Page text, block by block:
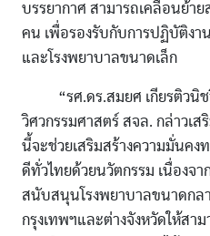
บรรยากาศ สามารถเคลื่อนย้าย
คน เพื่อรองรับกับการปฏิบัติงา
และโรงพยาบาลขนาดเล็ก
“รศ.ดร.สมยศ เกียรติวนิช
วิศวกรรมศาสตร์ สจล. กล่าวเส
นี้จะช่วยเสริมสร้างความมั่นค
ดีทั่วไทยด้วยนวัตกรรม เนื่องจ
สนับสนุนโรงพยาบาลขนาดกล
กรุงเทพฯและต่างจังหวัดให้สา